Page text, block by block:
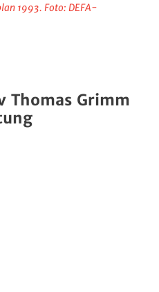
1993. Foto: DEFA-
Thomas Grimm